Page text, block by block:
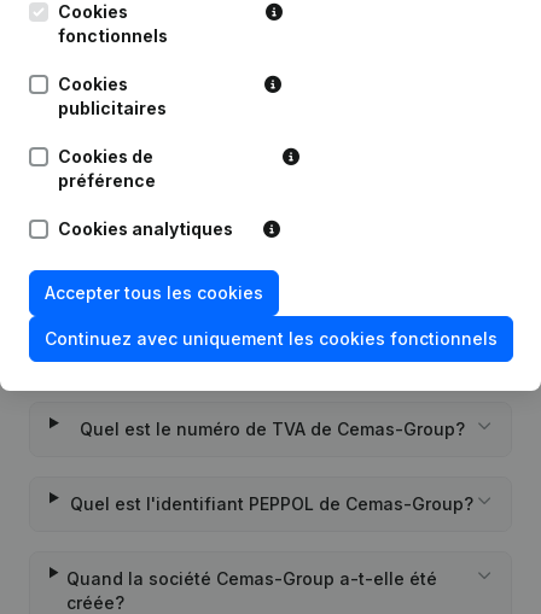
Publicationsde Cemas-Group
Date
Succursale, etc...)
Questions fréquemment posées
Quel est le numéro de TVA de Cemas-Group?
Quel est l'identifiant PEPPOL de Cemas-Group?
Quand la société Cemas-Group a-t-elle été
créée?
Cookies
fonctionnels
Cookies
publicitaires
Cookies de
préférence
Cookies analytiques
Accepter tous les cookies
Continuez avec uniquement les cookies fonctionnels